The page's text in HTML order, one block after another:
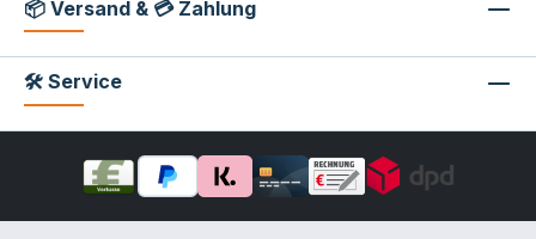
📦 Versand & 💳 Zahlung
🛠 Service